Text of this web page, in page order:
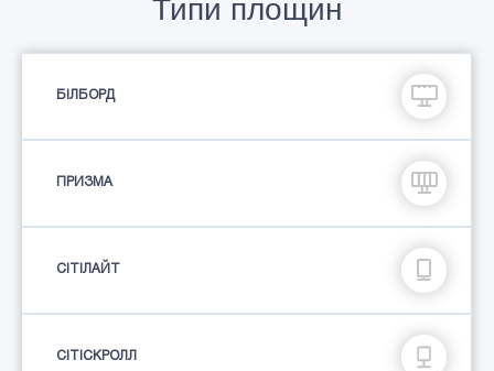
Типи площин
БІЛБОРД
ПРИЗМА
СIТIЛАЙТ
СІТІСКРОЛЛ